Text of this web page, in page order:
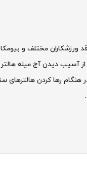
ورزشکاران مختلف و
آسیب دیدن آج میله هالتر
هنگام رها کردن هالترهای